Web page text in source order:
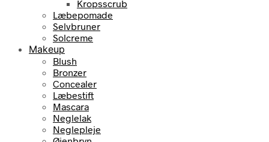
Kropsscrub
Læbepomade
Selvbruner
Solcreme
Makeup
Blush
Bronzer
Concealer
Læbestift
Mascara
Neglelak
Neglepleje